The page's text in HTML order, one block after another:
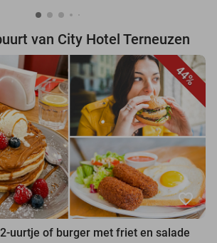
van City Hotel Terneuzen
44%
favorite_border
uurtje of burger met friet en salade